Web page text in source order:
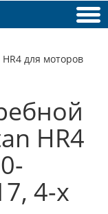
для моторов
HR4
4-х